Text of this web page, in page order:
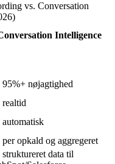
vs. Conversation
Intelligence
95%+ nøjagtighed
realtid
automatisk
per opkald og aggregeret
struktureret data til